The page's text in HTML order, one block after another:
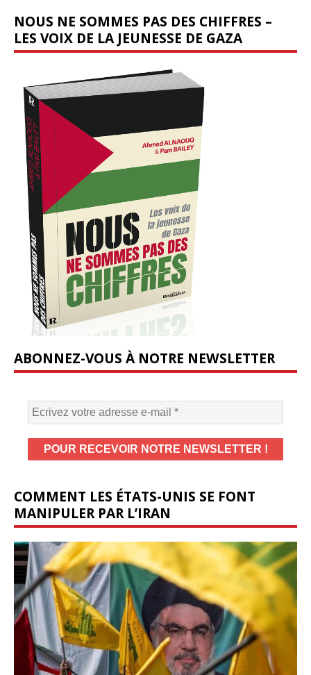
NOUS NE SOMMES PAS DES CHIFFRES –
LES VOIX DE LA JEUNESSE DE GAZA
ABONNEZ-VOUS À NOTRE NEWSLETTER
COMMENT LES ÉTATS-UNIS SE FONT
MANIPULER PAR L’IRAN